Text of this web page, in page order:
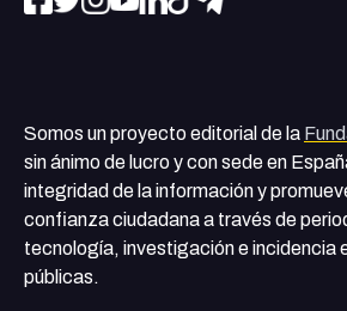
Somos un proyecto editorial de la
sin ánimo de lucro y con sede en
integridad de la información y
confianza ciudadana a través de
tecnología, investigación e incidencia
públicas.